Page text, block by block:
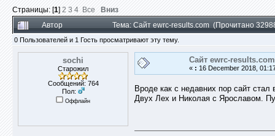
Страницы: [1] 2 3 4 Все
Вниз
Автор
Тема: Сайт ewrc-results.com (Прочитано
0 Пользователей и 1 Гость просматривают эту тему.
sochi
Старожил
Сообщений: 764
Пол:
Оффлайн
Сайт ewrc-results.com
« : 16 December 2018,
Вроде как с недавних пор сайт
Двух Лех и Николая с Ярославом.